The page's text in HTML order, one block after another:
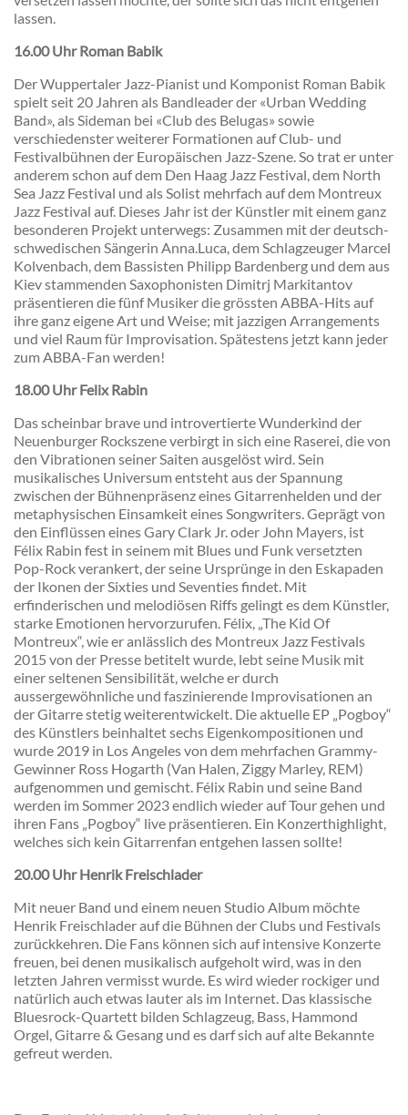
lassen.
16.00 Uhr Roman Babik
Der Wuppertaler Jazz-Pianist und Komponist Roman Babik
spielt seit 20 Jahren als Bandleader der «Urban Wedding
Band», als Sideman bei «Club des Belugas» sowie
verschiedenster weiterer Formationen auf Club- und
Festivalbühnen der Europäischen Jazz-Szene. So trat er unter
anderem schon auf dem Den Haag Jazz Festival, dem North
Sea Jazz Festival und als Solist mehrfach auf dem Montreux
Jazz Festival auf. Dieses Jahr ist der Künstler mit einem ganz
besonderen Projekt unterwegs: Zusammen mit der deutsch-
schwedischen Sängerin Anna.Luca, dem Schlagzeuger Marcel
Kolvenbach, dem Bassisten Philipp Bardenberg und dem aus
Kiev stammenden Saxophonisten Dimitrj Markitantov
präsentieren die fünf Musiker die grössten ABBA-Hits auf
ihre ganz eigene Art und Weise; mit jazzigen Arrangements
und viel Raum für Improvisation. Spätestens jetzt kann jeder
zum ABBA-Fan werden!
18.00 Uhr Felix Rabin
Das scheinbar brave und introvertierte Wunderkind der
Neuenburger Rockszene verbirgt in sich eine Raserei, die von
den Vibrationen seiner Saiten ausgelöst wird. Sein
musikalisches Universum entsteht aus der Spannung
zwischen der Bühnenpräsenz eines Gitarrenhelden und der
metaphysischen Einsamkeit eines Songwriters. Geprägt von
den Einflüssen eines Gary Clark Jr. oder John Mayers, ist
Félix Rabin fest in seinem mit Blues und Funk versetzten
Pop-Rock verankert, der seine Ursprünge in den Eskapaden
der Ikonen der Sixties und Seventies findet. Mit
erfinderischen und melodiösen Riffs gelingt es dem Künstler,
starke Emotionen hervorzurufen. Félix, „The Kid Of
Montreux“, wie er anlässlich des Montreux Jazz Festivals
2015 von der Presse betitelt wurde, lebt seine Musik mit
einer seltenen Sensibilität, welche er durch
aussergewöhnliche und faszinierende Improvisationen an
der Gitarre stetig weiterentwickelt. Die aktuelle EP „Pogboy“
des Künstlers beinhaltet sechs Eigenkompositionen und
wurde 2019 in Los Angeles von dem mehrfachen Grammy-
Gewinner Ross Hogarth (Van Halen, Ziggy Marley, REM)
aufgenommen und gemischt. Félix Rabin und seine Band
werden im Sommer 2023 endlich wieder auf Tour gehen und
ihren Fans „Pogboy“ live präsentieren. Ein Konzerthighlight,
welches sich kein Gitarrenfan entgehen lassen sollte!
20.00 Uhr Henrik Freischlader
Mit neuer Band und einem neuen Studio Album möchte
Henrik Freischlader auf die Bühnen der Clubs und Festivals
zurückkehren. Die Fans können sich auf intensive Konzerte
freuen, bei denen musikalisch aufgeholt wird, was in den
letzten Jahren vermisst wurde. Es wird wieder rockiger und
natürlich auch etwas lauter als im Internet. Das klassische
Bluesrock-Quartett bilden Schlagzeug, Bass, Hammond
Orgel, Gitarre & Gesang und es darf sich auf alte Bekannte
gefreut werden.